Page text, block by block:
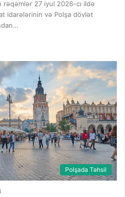
27 iyul 2026-cı ildə
idarələrinin və Polşa dövlət
Polşada Təhsil